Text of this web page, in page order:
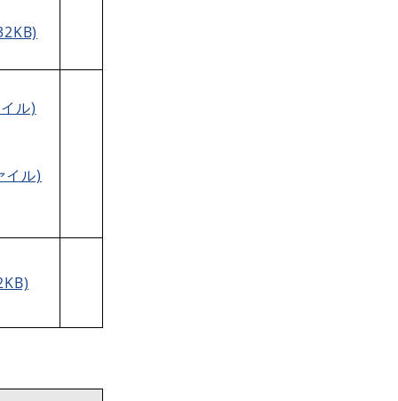
ル)
イル)